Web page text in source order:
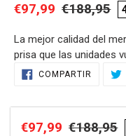
Precio
venta
€97,99 Precio
€188,95
La mejor calidad del
prisa que las unidades
Agregando
tu
COMPARTIR
Precio
€97,99 Precio
€188,95